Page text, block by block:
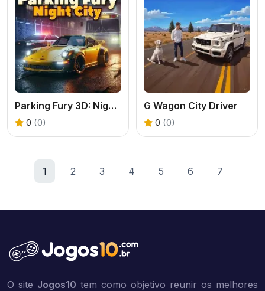
Parking Fury 3D: Night City
0 (0)
G Wagon City Driver
0 (0)
1 2 3 4 5 6 7
O site Jogos10 tem como objetivo reunir os melhores